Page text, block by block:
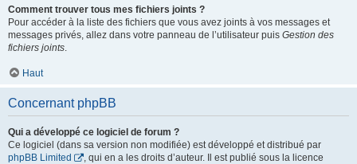
Comment trouver tous mes fichiers joints ?
Pour accéder à la liste des fichiers que vous avez joints à vos messages et
messages privés, allez dans votre panneau de l’utilisateur puis Gestion des
fichiers joints.
Haut
Concernant phpBB
Qui a développé ce logiciel de forum ?
Ce logiciel (dans sa version non modifiée) est développé et distribué par
phpBB Limited
, qui en a les droits d’auteur. Il est publié sous la licence